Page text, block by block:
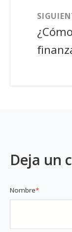
Deja un
Nombre*